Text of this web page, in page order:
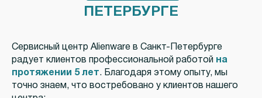
ПЕТЕРБУРГЕ
Сервисный центр Alienware в Санкт-Петербурге
радует клиентов профессиональной работой
на
протяжении 5 лет. Благодаря этому опыту, мы
точно знаем, что востребовано у клиентов нашего